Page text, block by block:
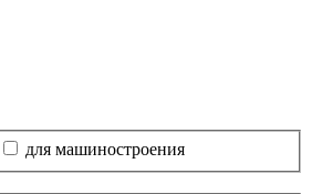
для машиностроения